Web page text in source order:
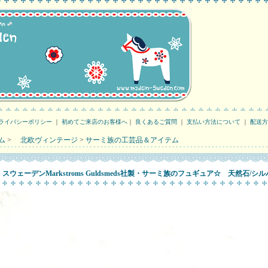
イバシーポリシー ｜ 初めてご来店のお客様へ ｜ 良くあるご質問 ｜ 支払い方法について ｜ 配送
> 北欧ヴィンテージ > サーミ族の工芸品＆アイテム
スウェーデンMarkstroms Guldsmeds社製・サーミ族のフュギュア☆ 天然石/シル